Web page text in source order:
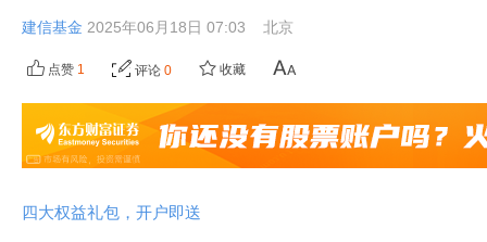
建信基金 2025年06月18日 07:03 北京
点赞 1 评论 0 收藏
四大权益礼包，开户即送